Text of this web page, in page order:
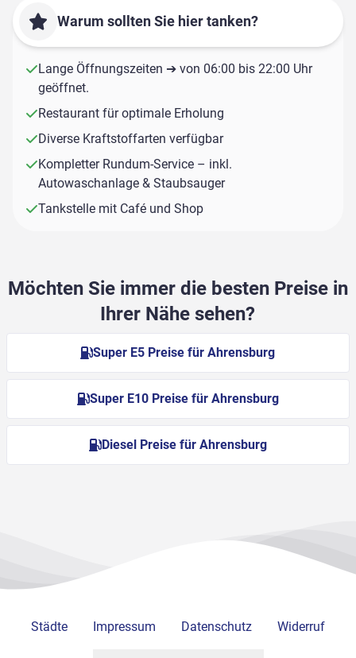
Warum sollten Sie hier tanken?
Lange Öffnungszeiten ➔ von 06:00 bis 22:00 Uhr
geöffnet.
Restaurant für optimale Erholung
Diverse Kraftstoffarten verfügbar
Kompletter Rundum-Service – inkl.
Autowaschanlage & Staubsauger
Tankstelle mit Café und Shop
Möchten Sie immer die besten Preise in
Ihrer Nähe sehen?
Super E5 Preise für Ahrensburg
Super E10 Preise für Ahrensburg
Diesel Preise für Ahrensburg
Städte Impressum Datenschutz Widerruf